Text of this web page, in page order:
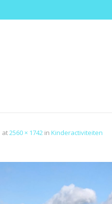
at2560 × 1742 in Kinderactiviteiten